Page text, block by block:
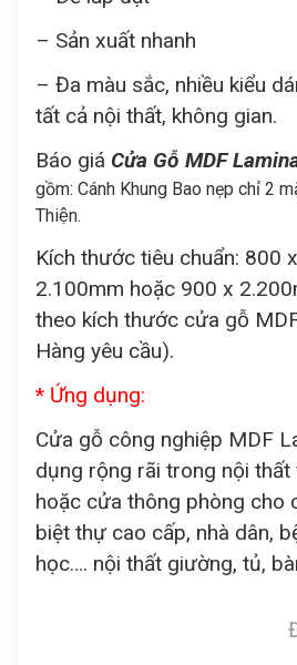
– Sản xuất nhanh
– Đa màu sắc, nhiều kiểu
tất cả nội thất, không gian.
Báo giá Cửa Gỗ MDF
gồm: Cánh Khung Bao nẹp chỉ 2
Thiện.
Kích thước tiêu chuẩn: 800 x
2.100mm hoặc 900 x
theo kích thước cửa gỗ
Hàng yêu cầu).
* Ứng dụng:
Cửa gỗ công nghiệp MDF
dụng rộng rãi trong nội thất
hoặc cửa thông phòng cho
biệt thự cao cấp, nhà dân,
học…. nội thất giường, tủ,